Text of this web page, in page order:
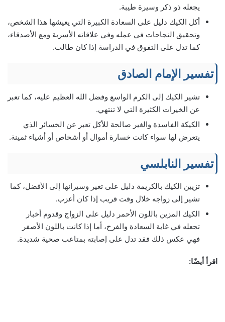
يجعله ذو ذكر وسيرة طيبة.
أكل الكيك دليل على السعادة الكبيرة التي يعيشها هذا الشخص،
وتحقيق النجاحات في عمله وفي علاقاته الأسرية ومع الأصدقاء،
كما تدل على التفوق في الدراسة إذا كان طالب.
تفسير الإمام الصادق
تشير الكيك إلى الكرم الواسع وفضل الله العظيم عليه، كما تعبر
عن الخيرات الكثيرة التي لا تنتهي.
الكيكة الفاسدة والغير صالحة للأكل تعبر عن الخسائر الذي
يتعرض لها سواء كانت خسارة أموال أو أشخاص أو أشياء ثمينة.
تفسير النابلسي
تزيين الكيك بالكريمة دليل على تغير وسيرانها إلى الأفضل، كما
تشير إلى زواجه خلال وقت قريب إذا كان أعزب.
الكيك المزين باللون الأحمر دليل على الزواج وقدوم أخبار
تجعله في غاية السعادة والفرح، أما إذا كانت باللون الأصفر
فهي عكس ذلك فقد تدل على إصابته بمتاعب صحية شديدة.
اقرأ أيضًا: